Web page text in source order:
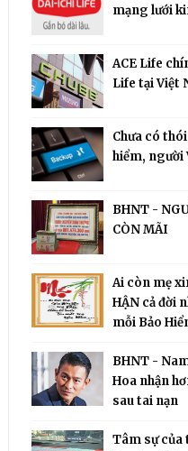
mạng lưới
ACE Life
Life tại Việt
Chưa có
hiểm, người
BHNT -
CÒN MÃI
Ai còn mẹ
HẬN cả đời
mỗi Bảo
BHNT -
Hoa nhận
sau tai nạn
Tâm sự của